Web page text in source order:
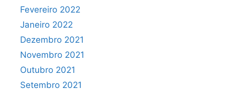
Fevereiro 2022
Janeiro 2022
Dezembro 2021
Novembro 2021
Outubro 2021
Setembro 2021